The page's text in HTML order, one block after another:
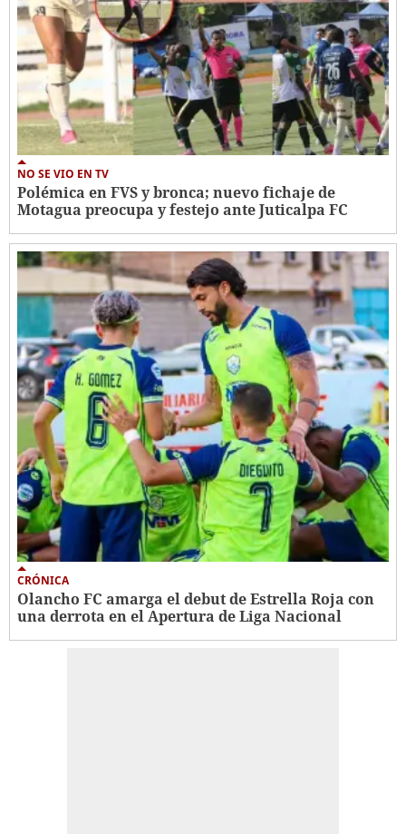
NO SE VIO EN TV
Polémica en FVS y bronca; nuevo fichaje de
Motagua preocupa y festejo ante Juticalpa FC
CRÓNICA
Olancho FC amarga el debut de Estrella Roja con
una derrota en el Apertura de Liga Nacional